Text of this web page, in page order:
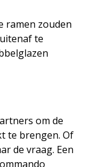
ramen zouden
te
om de
te brengen. Of
de vraag. Een